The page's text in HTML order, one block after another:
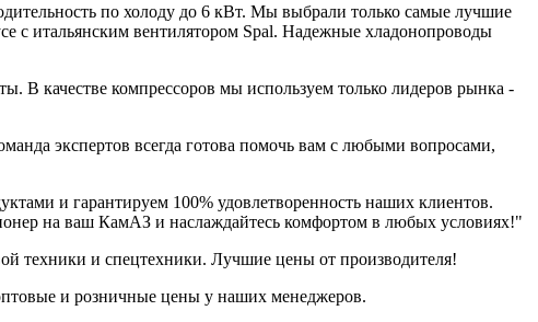
по холоду до 6 кВт. Мы выбрали только самые лучшие
с итальянским вентилятором Spal. Надежные хладонопроводы
В качестве компрессоров мы используем только лидеров рынка -
экспертов всегда готова помочь вам с любыми вопросами,
и гарантируем 100% удовлетворенность наших клиентов.
на ваш КамАЗ и наслаждайтесь комфортом в любых условиях!"
техники и спецтехники. Лучшие цены от производителя!
и розничные цены у наших менеджеров.